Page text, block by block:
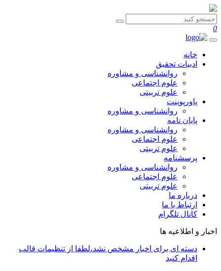
0
خانه
ادبیات تحقیق
روانشناسی و مشاوره
علوم اجتماعی
علوم تربیتی
پاورپوینت
روانشناسی و مشاوره
پایان نامه
روانشناسی و مشاوره
علوم اجتماعی
علوم تربیتی
پرسشنامه
روانشناسی و مشاوره
علوم اجتماعی
علوم تربیتی
درباره ما
ارتباط با ما
کانال تلگرام
اخبار و اطلاعیه ها
دسته ای برای اخبار مشخص نشد،لطفا از تنظیمات قالب
اقدام کنید